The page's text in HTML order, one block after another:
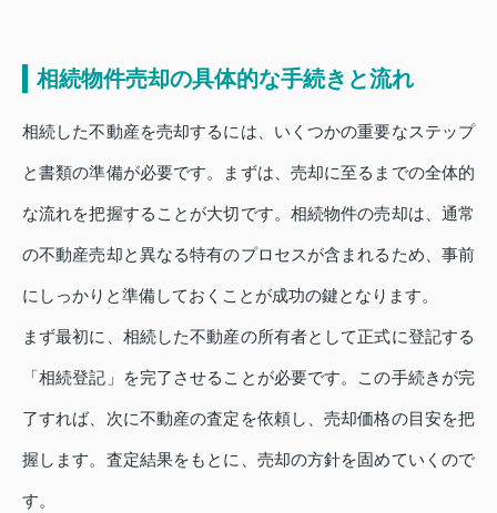
相続物件売却の具体的な手続きと流れ
相続した不動産を売却するには、いくつかの重要なステップ
と書類の準備が必要です。まずは、売却に至るまでの全体的
な流れを把握することが大切です。相続物件の売却は、通常
の不動産売却と異なる特有のプロセスが含まれるため、事前
にしっかりと準備しておくことが成功の鍵となります。
まず最初に、相続した不動産の所有者として正式に登記する
「相続登記」を完了させることが必要です。この手続きが完
了すれば、次に不動産の査定を依頼し、売却価格の目安を把
握します。査定結果をもとに、売却の方針を固めていくので
す。